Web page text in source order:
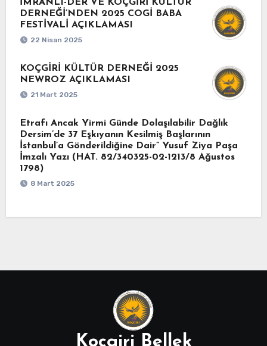
İMRANLI-DER VE KOÇGİRİ KÜLTÜR
DERNEĞİ’NDEN 2025 COGİ BABA
FESTİVALİ AÇIKLAMASI
22 Nisan 2025
KOÇGİRİ KÜLTÜR DERNEĞİ 2025
NEWROZ AÇIKLAMASI
21 Mart 2025
Etrafı Ancak Yirmi Günde Dolaşılabilir Dağlık
Dersim’de 37 Eşkıyanın Kesilmiş Başlarının
İstanbul’a Gönderildiğine Dair” Yusuf Ziya Paşa
İmzalı Yazı (HAT. 82/340325-02-1213/8 Ağustos
1798)
8 Mart 2025